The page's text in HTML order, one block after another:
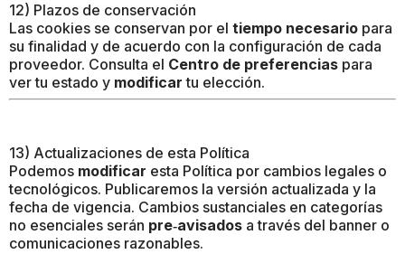
12) Plazos de conservación
Las cookies se conservan por el tiempo necesario para
su finalidad y de acuerdo con la configuración de cada
proveedor. Consulta el Centro de preferencias para
ver tu estado y modificar tu elección.
13) Actualizaciones de esta Política
Podemos modificar esta Política por cambios legales o
tecnológicos. Publicaremos la versión actualizada y la
fecha de vigencia. Cambios sustanciales en categorías
no esenciales serán pre‑avisados a través del banner o
comunicaciones razonables.